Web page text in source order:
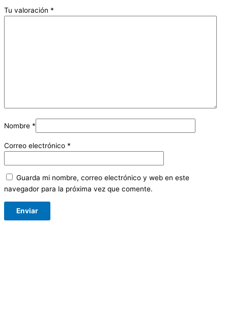
Tu valoración *
Nombre *
Correo electrónico *
Guarda mi nombre, correo electrónico y web en este
navegador para la próxima vez que comente.